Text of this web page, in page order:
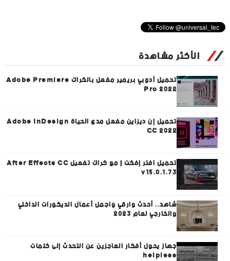
الأكثر مشاهدة
تحميل أدوبي بريمير مفعل بالكراك Adobe Premiere
Pro 2022
تحميل إن ديزاين مفعل مدى الحياة Adobe InDesign
CC 2022
تحميل افتر إفكت | مع كراك تفعيل After Effects CC
v15.0.1.73
شاهد.. أحدث وارقي واجمل أعمال الديكورات الداخلي
والخارجي لعام 2023
جهاز يحول أفكار العاجزين عن التحدث إلى كلمات
helpless